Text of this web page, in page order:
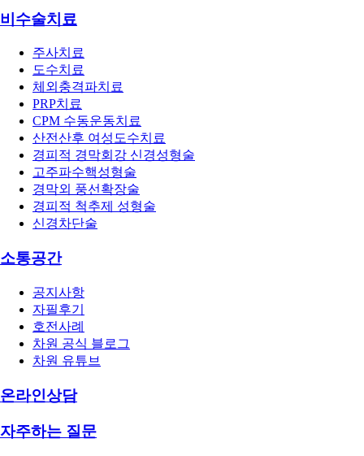
비수술치료
주사치료
도수치료
체외충격파치료
PRP치료
CPM 수동운동치료
산전산후 여성도수치료
경피적 경막회강 신경성형술
고주파수핵성형술
경막외 풍선확장술
경피적 척추제 성형술
신경차단술
소통공간
공지사항
자필후기
호전사례
차원 공식 블로그
차원 유튜브
온라인상담
자주하는 질문